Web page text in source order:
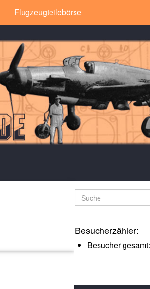
Flugzeugteilebörse
Suche
Besucherzähler:
Besucher gesamt: